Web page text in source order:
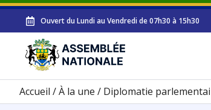
Ouvert du Lundi au Vendredi de 07h30 à 15h30
Accueil /À la une / Diplomatie